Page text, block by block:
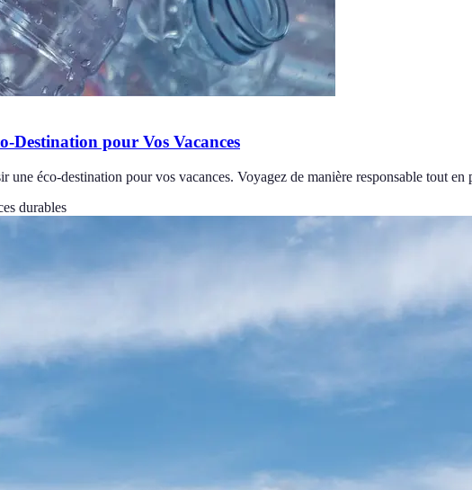
Destination pour Vos Vacances
une éco-destination pour vos vacances. Voyagez de manière responsable tout
durables